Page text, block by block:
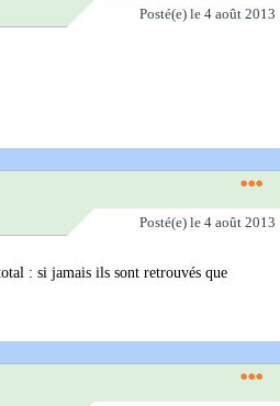
Posté(e) le 4 août 2013
Posté(e) le 4 août 2013
: si jamais ils sont retrouvés que